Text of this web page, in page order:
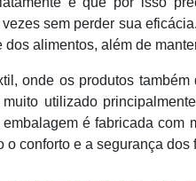
sem perder sua
alimentos, além de
onde os produtos
utilizado
é fabricada com
o conforto e a segurança